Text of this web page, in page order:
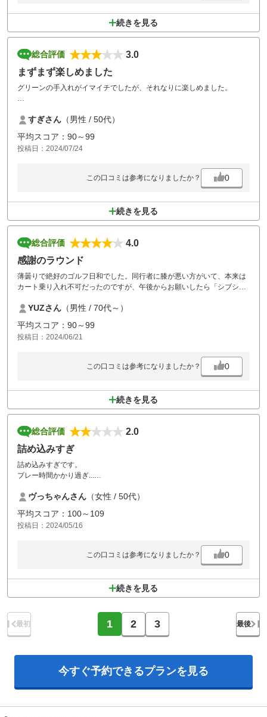
続きを見る
総合評価
3.0
まずまず楽しめました
グリーンの手入れがイマイチでしたが、それなりに楽しめました。
また前の組がツーサムでしたが、上手く打てなかった時は（OBでもない
のに）何度も打ち直しをしていました
すぎさん （男性 / 50代）
平均スコア：90～99
投稿日：2024/07/24
この口コミは参考になりましたか？ 0
続きを見る
総合評価
4.0
感謝のラウンド
薄曇りで絶好のゴルフ日和でした。同行者に膝が悪い方がいて、本来は
カート乗り入れ不可だったのですが、午後からお願いしたら「シブシ
良く面倒を見ながら走り回っている息子さん二人でした。後の組にフェ
アウェイ走行と、前の組のことを話したら、「ゆっくり楽しみましょ
う」と、言ってくださり、最高のラウンドができました グリーンのデ
ィボットを複数なおしてきました。
くゴルフ場が増えてほしいです
YUZさん （男性 / 70代～）
平均スコア：90～99
投稿日：2024/06/21
この口コミは参考になりましたか？ 0
続きを見る
総合評価
2.0
詰め込みすぎ
詰め込みすぎです。
プレー時間かかり過ぎ...
待ちくたびれました。
ヴっちゃんさん （女性 / 50代）
平均スコア：100～109
投稿日：2024/05/16
この口コミは参考になりましたか？ 0
続きを見る
最初 1 2 3 最後
今すぐ予約できるプランを見る